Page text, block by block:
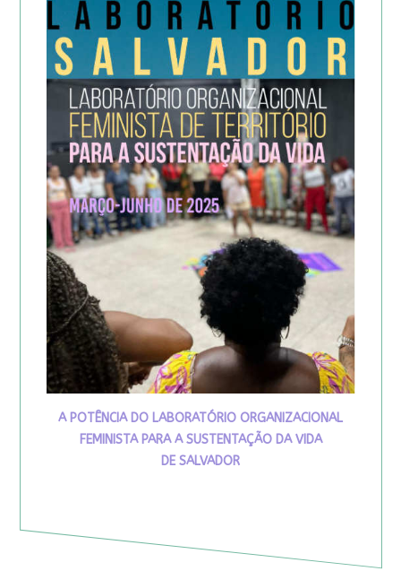
A POTÊNCIA DO LABORATÓRIO ORGANIZACIONAL
FEMINISTA PARA A SUSTENTAÇÃO DA VIDA
DE SALVADOR